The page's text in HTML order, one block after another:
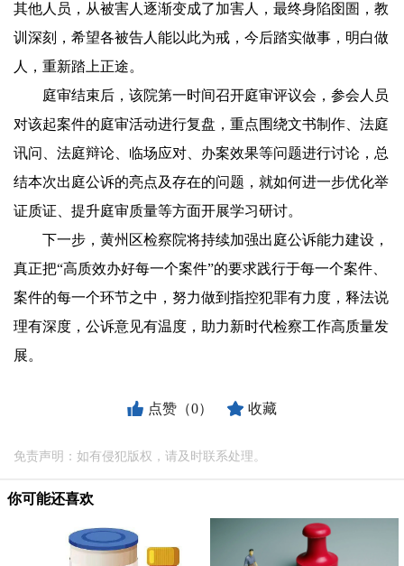
其他人员，从被害人逐渐变成了加害人，最终身陷囹圄，教
训深刻，希望各被告人能以此为戒，今后踏实做事，明白做
人，重新踏上正途。
庭审结束后，该院第一时间召开庭审评议会，参会人员
对该起案件的庭审活动进行复盘，重点围绕文书制作、法庭
讯问、法庭辩论、临场应对、办案效果等问题进行讨论，总
结本次出庭公诉的亮点及存在的问题，就如何进一步优化举
证质证、提升庭审质量等方面开展学习研讨。
下一步，黄州区检察院将持续加强出庭公诉能力建设，
真正把“高质效办好每一个案件”的要求践行于每一个案件、
案件的每一个环节之中，努力做到指控犯罪有力度，释法说
理有深度，公诉意见有温度，助力新时代检察工作高质量发
展。
点赞（0） 收藏
免责声明：如有侵犯版权，请及时联系处理。
你可能还喜欢